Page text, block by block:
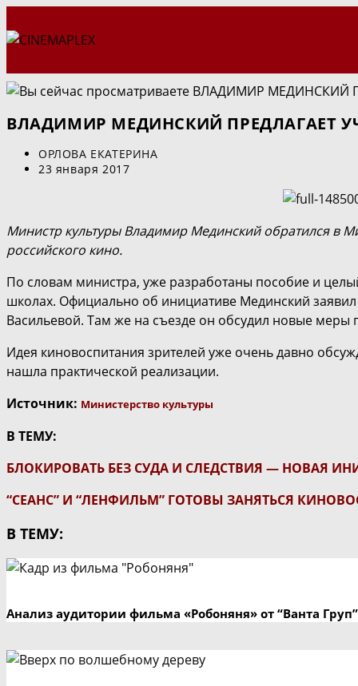
к
ВЛАДИМИР МЕДИНСКИЙ ПРЕДЛАГАЕТ
Автор
записи:
ОРЛОВА ЕКАТЕРИНА
Запись
23 января 2017
Министр культуры Владимир Мединский обратился в
российского кино.
По словам министра, уже разработаны пособие и
школах. Официально об инициативе Мединский
Васильевой. Там же на съезде он обсудил новые меры
Идея киновоспитания зрителей уже очень давно
нашла практической реализации.
Источник: Министерство культуры
В ТЕМУ:
БЛОКИРОВАТЬ БЕЗ СУДА И СЛЕДСТВИЯ — НОВАЯ
“СЕАНС” И “ЛЕНФИЛЬМ” ГОТОВЫ ЗАНЯТЬСЯ
В ТЕМУ:
Анализ аудитории фильма «Робоняня» от “Ванта Груп”